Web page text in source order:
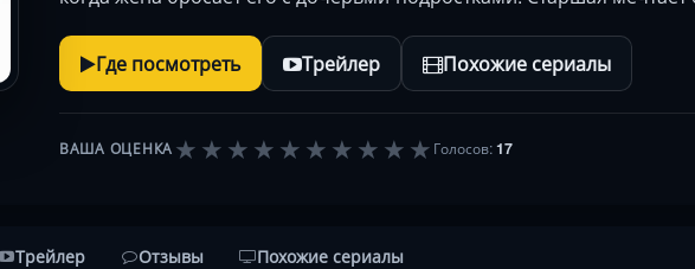
Где посмотреть Трейлер Похожие сериалы
ВАША ОЦЕНКА ★★★★★★★★★★ Голосов:17
Трейлер Отзывы Похожие сериалы